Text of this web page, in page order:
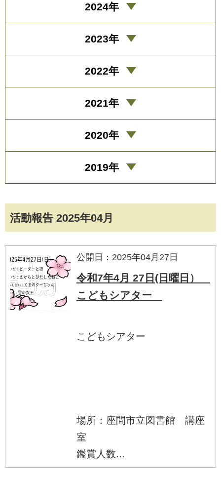
活動報告 2025年04月
公開日：2025年04月27日
令和7年4月 27日(日曜日）
こどもシアター
こどもシアター
場所：座間市立図書館 講座
室
鑑賞人数...
2024年
2023年
2022年
2021年
2020年
2019年